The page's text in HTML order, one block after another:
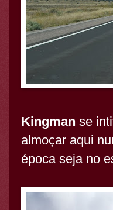
Kingman se
almoçar aqui
época seja no